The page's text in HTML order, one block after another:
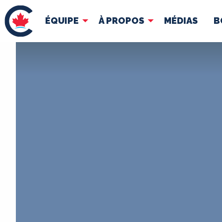
ÉQUIPE À PROPOS MÉDIAS
ÉQUIPE À